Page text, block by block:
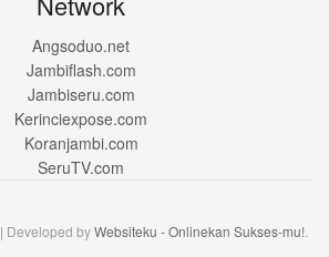
Angsoduo.net
Jambiflash.com
Jambiseru.com
Kerinciexpose.com
Koranjambi.com
SeruTV.com
| Developed byWebsiteku - Onlinekan Sukses-mu!.